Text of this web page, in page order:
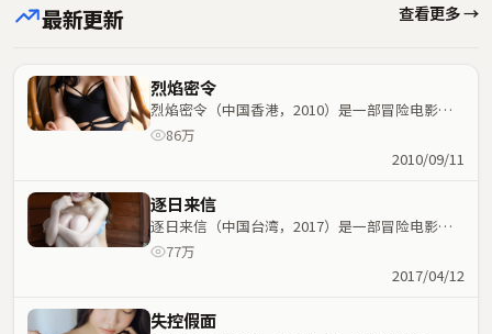
最新更新 查看更多 →
烈焰密令
烈焰密令（中国香港，2010）是一部冒险电影，
杜琪峰执导，谭卓、章子怡等主演；冒险元素与人
86万
2010/09/11
逐日来信
逐日来信（中国台湾，2017）是一部冒险电影，
北野武执导，巩俐、张子枫等主演；冒险元素与人
77万
2017/04/12
失控假面